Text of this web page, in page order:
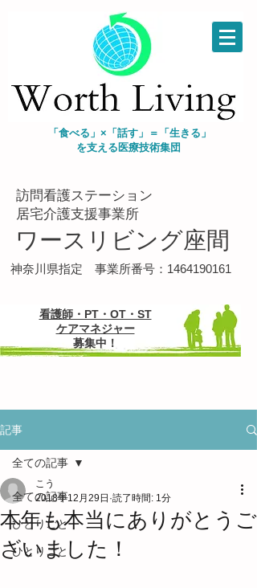
「食べる」×「話す」＝「生きる」
を支える 医療技術集団
​訪問看護ステーション
​居宅介護支援事業所
ワースリビング座間
​神奈川県指定 事業所番号：1464190161
看護師・PT・OT・ST
ケアマネジャー
募集中！
記事
全ての記事
ひとりごと
ひとりごと
全ての記事
本年も本当にありがとうご
ざいました！
こう
2018年12月29日 読了時間: 1分